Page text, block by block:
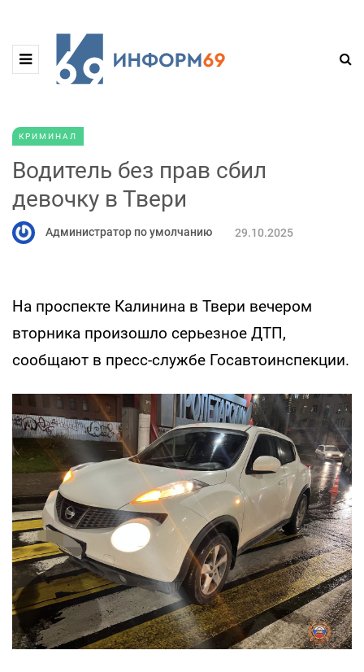
КРИМИНАЛ
Водитель без прав сбил
девочку в Твери
Администратор по умолчанию 29.10.2025
На проспекте Калинина в Твери вечером
вторника произошло серьезное ДТП,
сообщают в пресс-службе Госавтоинспекции.